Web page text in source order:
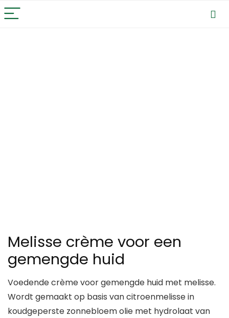
Melisse crème voor een
gemengde huid
Voedende crème voor gemengde huid met melisse.
Wordt gemaakt op basis van citroenmelisse in
koudgeperste zonnebloem olie met hydrolaat van